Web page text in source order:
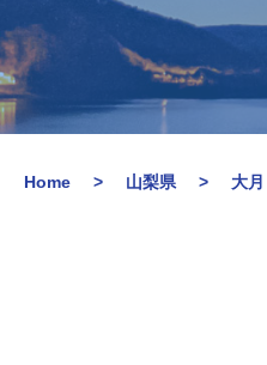
Home 山梨県 大